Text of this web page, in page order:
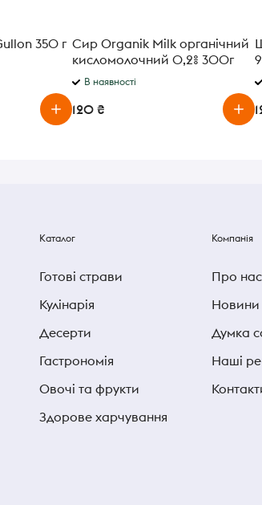
350 г Сир Organik Milk органічний
кисломолочний 0,2% 300г
В наявності
120 ₴
Каталог
Готові страви
Кулінарія
Десерти
Гастрономія
Овочі та фрукти
Здорове харчування
Компанія
Про нас
Новини
Думка
Наші